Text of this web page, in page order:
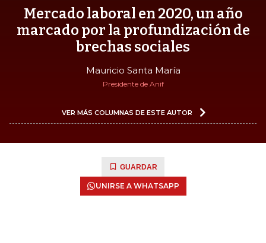
Mercado laboral en 2020, un año
marcado por la profundización de
brechas sociales
Mauricio Santa María
Presidente de Anif
VER MÁS COLUMNAS DE ESTE AUTOR
GUARDAR
UNIRSE A WHATSAPP